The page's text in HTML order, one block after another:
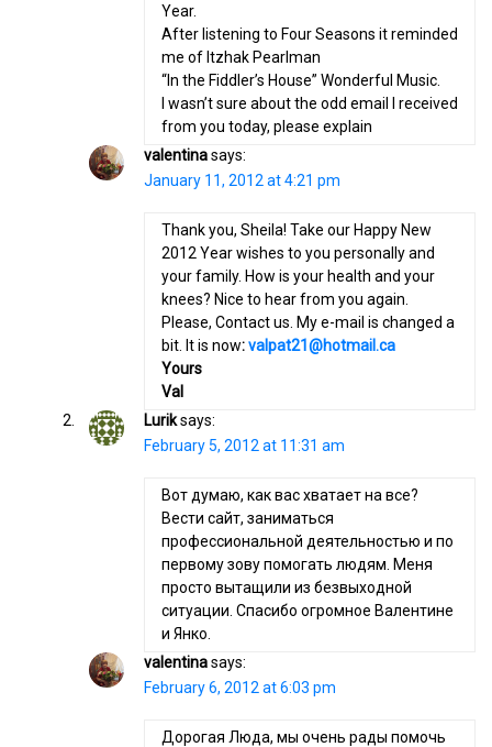
Year.
After listening to Four Seasons it reminded
me of Itzhak Pearlman
“In the Fiddler’s House” Wonderful Music.
I wasn’t sure about the odd email I received
from you today, please explain
valentinasays:
January 11, 2012 at 4:21 pm
Thank you, Sheila! Take our Happy New
2012 Year wishes to you personally and
your family. How is your health and your
knees? Nice to hear from you again.
Please, Contact us. My e-mail is changed a
bit. It is now:valpat21@hotmail.ca
Yours
Val
Luriksays:
February 5, 2012 at 11:31 am
Вот думаю, как вас хватает на все?
Вести сайт, заниматься
профессиональной деятельностью и по
первому зову помогать людям. Меня
просто вытащили из безвыходной
ситуации. Спасибо огромное Валентине
и Янко.
valentinasays:
February 6, 2012 at 6:03 pm
Дорогая Люда, мы очень рады помочь